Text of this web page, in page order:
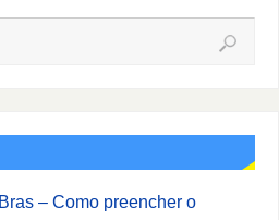
– Como preencher o